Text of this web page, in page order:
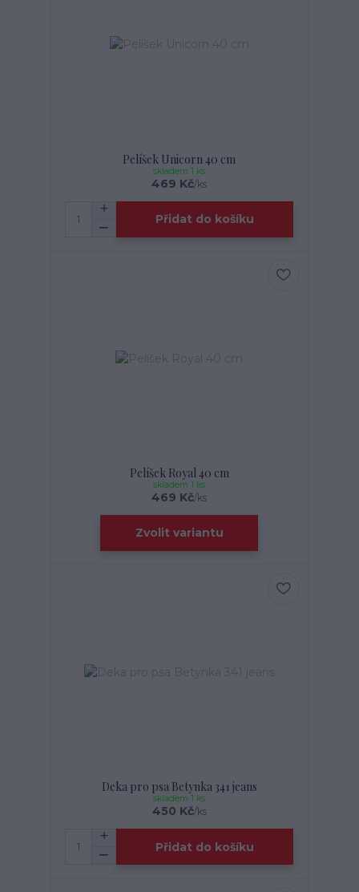
Pelíšek Unicorn 40 cm
469 Kč/ks
skladem 1 ks
Přidat do košíku
Pelíšek Royal 40 cm
469 Kč/ks
skladem 1 ks
Zvolit variantu
Deka pro psa Betynka 341 jeans
450 Kč/ks
skladem 1 ks
Přidat do košíku